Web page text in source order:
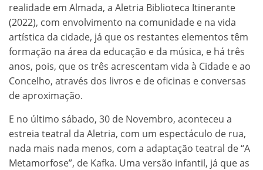
realidade em Almada, a Aletria Biblioteca Itinerante
(2022), com envolvimento na comunidade e na vida
artística da cidade, já que os restantes elementos têm
formação na área da educação e da música, e há três
anos, pois, que os três acrescentam vida à Cidade e ao
Concelho, através dos livros e de oficinas e conversas
de aproximação.
E no último sábado, 30 de Novembro, aconteceu a
estreia teatral da Aletria, com um espectáculo de rua,
nada mais nada menos, com a adaptação teatral de “A
Metamorfose”, de Kafka. Uma versão infantil, já que as